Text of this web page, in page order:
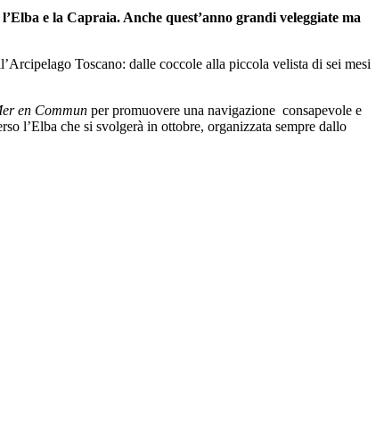
e la Capraia. Anche quest’anno grandi veleggiate ma
Toscano: dalle coccole alla piccola velista di sei mesi
en Commun per promuovere una navigazione consapevole e
l’Elba che si svolgerà in ottobre, organizzata sempre dallo